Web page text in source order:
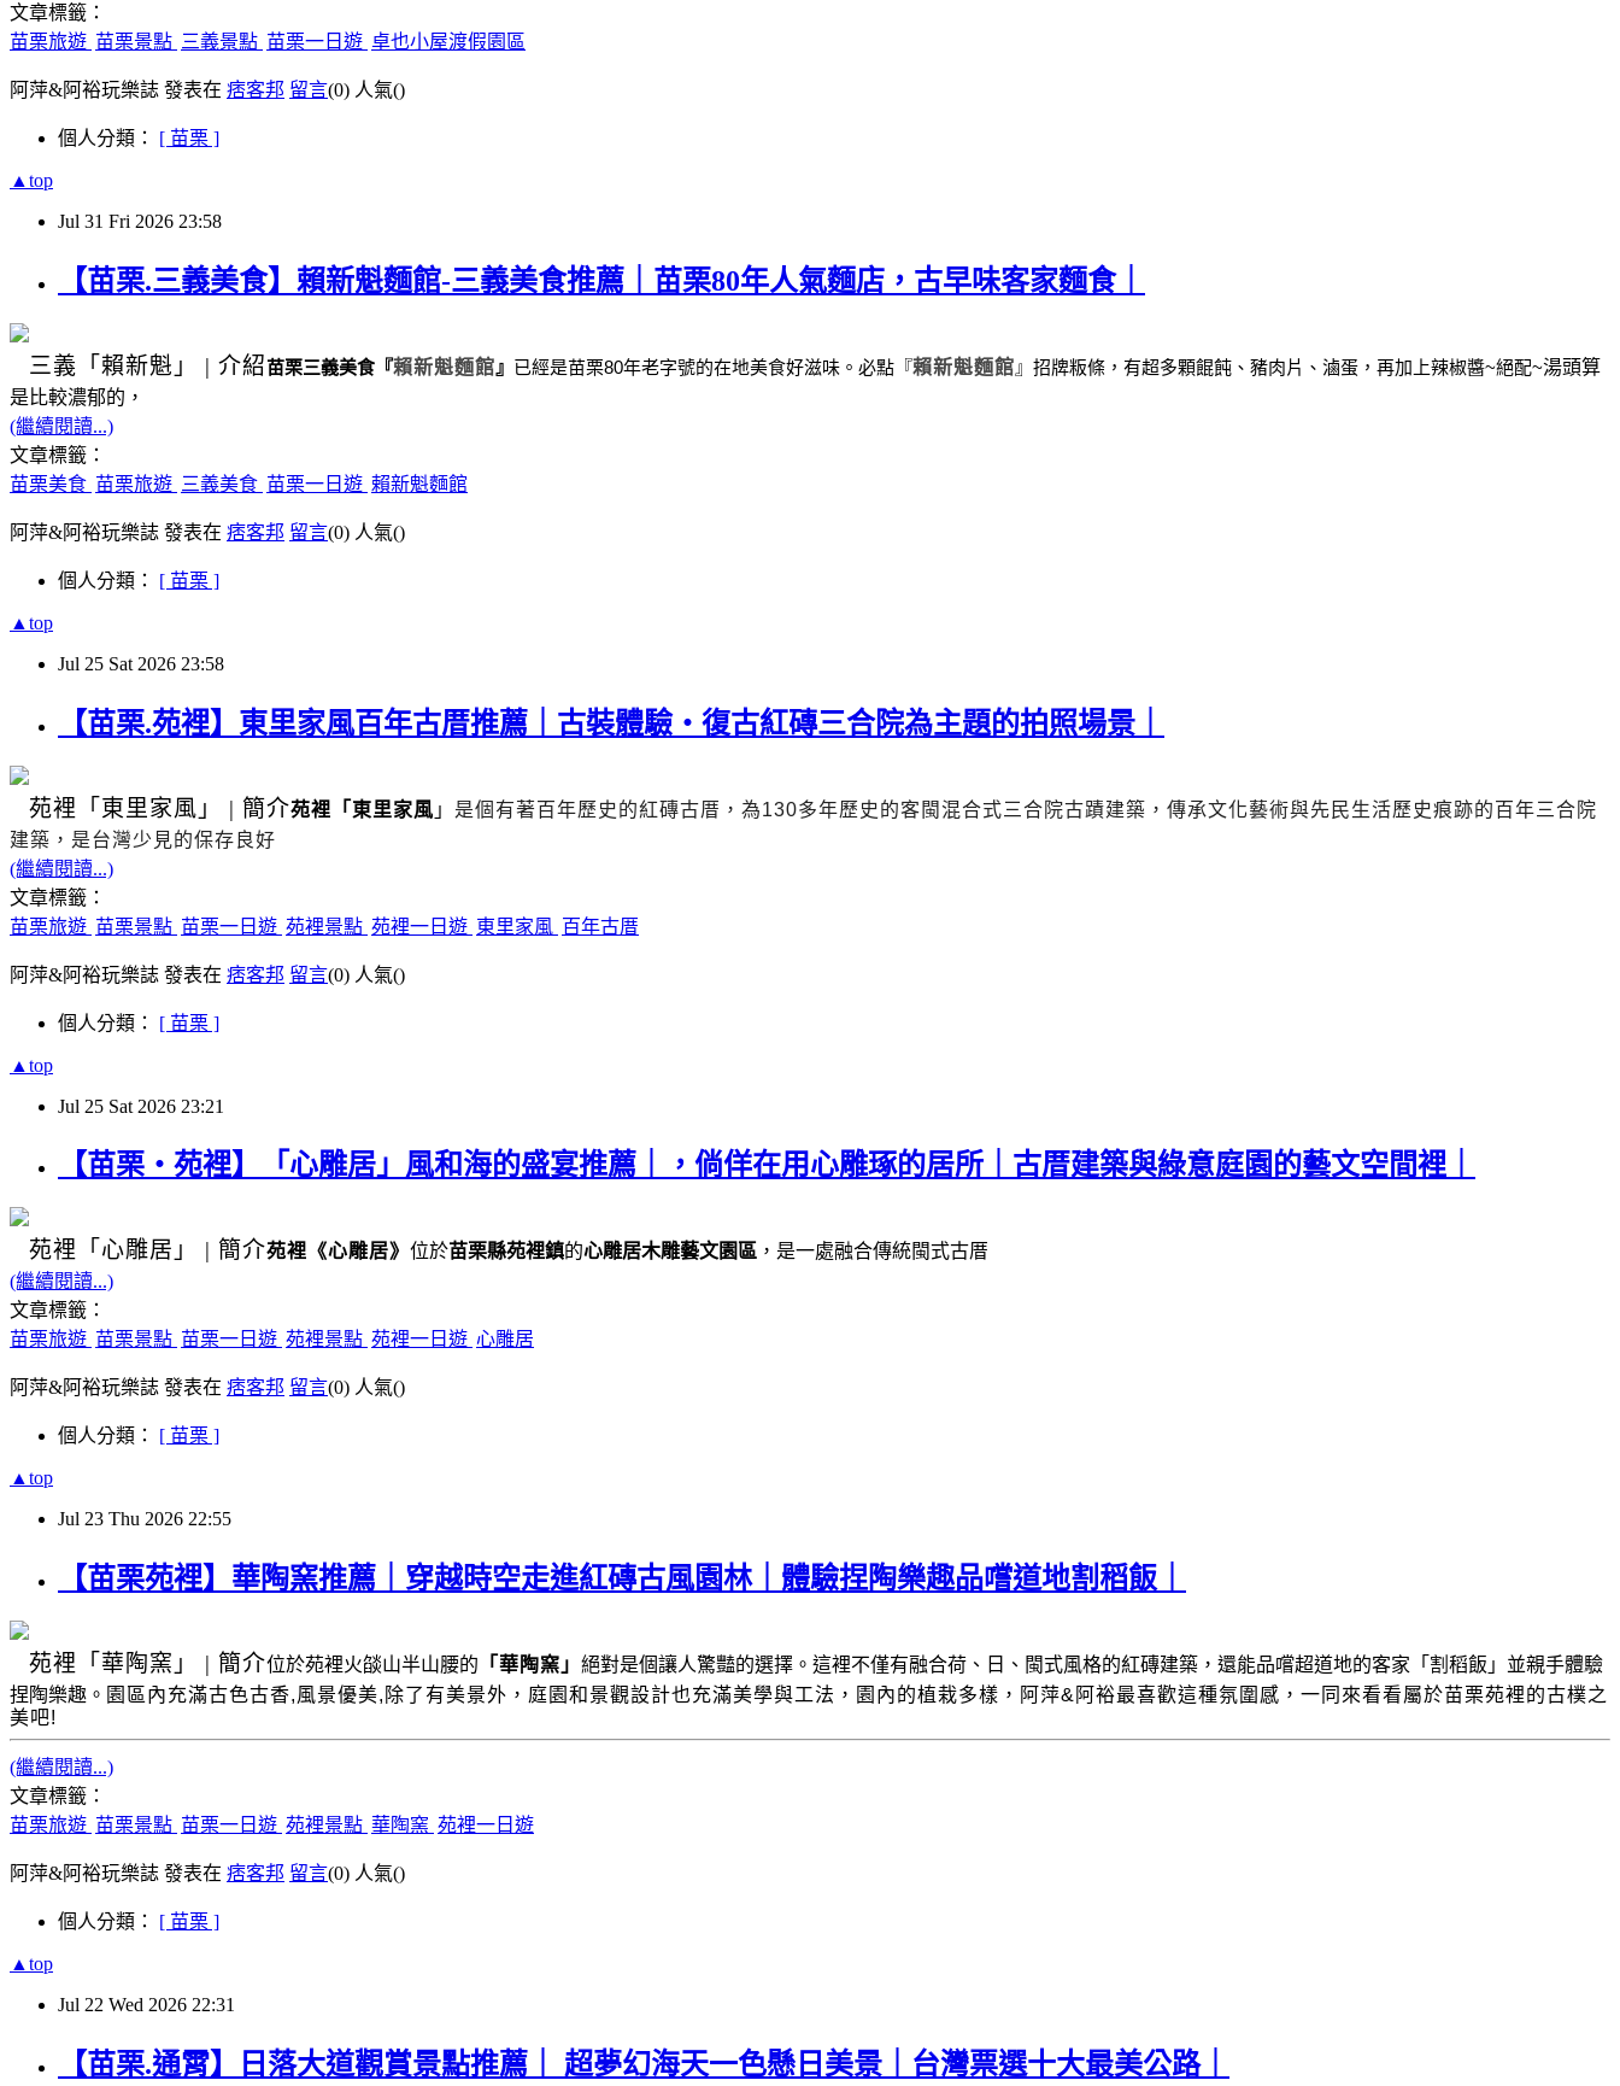
文章標籤：
苗栗旅遊 苗栗景點 三義景點 苗栗一日遊 卓也小屋渡假園區
阿萍&阿裕玩樂誌 發表在 痞客邦 留言(0) 人氣()
個人分類： [ 苗栗 ]
▲top
Jul 31 Fri 2026 23:58
【苗栗.三義美食】賴新魁麵館-三義美食推薦｜苗栗80年人氣麵店，古早味客家麵食｜
三義 「賴新魁」 | 介紹苗栗三義美食 『賴新魁麵館』 已經是苗栗80年老字號的在地美食好滋味。 必點 『賴新魁麵館 』 招牌粄條， 有超多顆餛飩、豬肉片、滷蛋，再加上辣椒醬~絕配~湯頭算
是比較濃郁的，
(繼續閱讀...)
文章標籤：
苗栗美食 苗栗旅遊 三義美食 苗栗一日遊 賴新魁麵館
阿萍&阿裕玩樂誌 發表在 痞客邦 留言(0) 人氣()
個人分類： [ 苗栗 ]
▲top
Jul 25 Sat 2026 23:58
【苗栗.苑裡】東里家風百年古厝推薦｜古裝體驗・復古紅磚三合院為主題的拍照場景｜
苑裡 「東里家風」 | 簡介苑裡「東里家風 」 是個有著百年歷史的紅磚古厝，為130多年歷史的客閩混合式三合院古蹟建築，傳承文化藝術與先民生活歷史痕跡的百年三合院
建築，是台灣少見的保存良好
(繼續閱讀...)
文章標籤：
苗栗旅遊 苗栗景點 苗栗一日遊 苑裡景點 苑裡一日遊 東里家風 百年古厝
阿萍&阿裕玩樂誌 發表在 痞客邦 留言(0) 人氣()
個人分類： [ 苗栗 ]
▲top
Jul 25 Sat 2026 23:21
【苗栗・苑裡】「心雕居」風和海的盛宴推薦｜，倘佯在用心雕琢的居所｜古厝建築與綠意庭園的藝文空間裡｜
苑裡 「心雕居」 | 簡介苑裡 《心雕居》 位於苗栗縣苑裡鎮的心雕居木雕藝文園區 ，是一處融合傳統閩式古厝
(繼續閱讀...)
文章標籤：
苗栗旅遊 苗栗景點 苗栗一日遊 苑裡景點 苑裡一日遊 心雕居
阿萍&阿裕玩樂誌 發表在 痞客邦 留言(0) 人氣()
個人分類： [ 苗栗 ]
▲top
Jul 23 Thu 2026 22:55
【苗栗苑裡】華陶窯推薦｜穿越時空走進紅磚古風園林｜體驗捏陶樂趣品嚐道地割稻飯｜
苑裡 「華陶窯」 | 簡介位於苑裡火燄山半山腰的 「華陶窯」 絕對是個讓人驚豔的選擇。這裡不僅有融合荷、日、閩式風格的紅磚建築，還能品嚐超道地的客家「割稻飯」並親手體驗
捏陶樂趣。 園區內充滿古色古香,風景優美, 除了有美景外，庭園和景觀設計也充滿美學與工法，園內的植栽多樣，阿萍&阿裕最喜歡這種氛圍感，一同來看看屬於苗栗苑裡的古樸之
美吧!
(繼續閱讀...)
文章標籤：
苗栗旅遊 苗栗景點 苗栗一日遊 苑裡景點 華陶窯 苑裡一日遊
阿萍&阿裕玩樂誌 發表在 痞客邦 留言(0) 人氣()
個人分類： [ 苗栗 ]
▲top
Jul 22 Wed 2026 22:31
【苗栗.通霄】日落大道觀賞景點推薦｜ 超夢幻海天一色懸日美景｜台灣票選十大最美公路｜